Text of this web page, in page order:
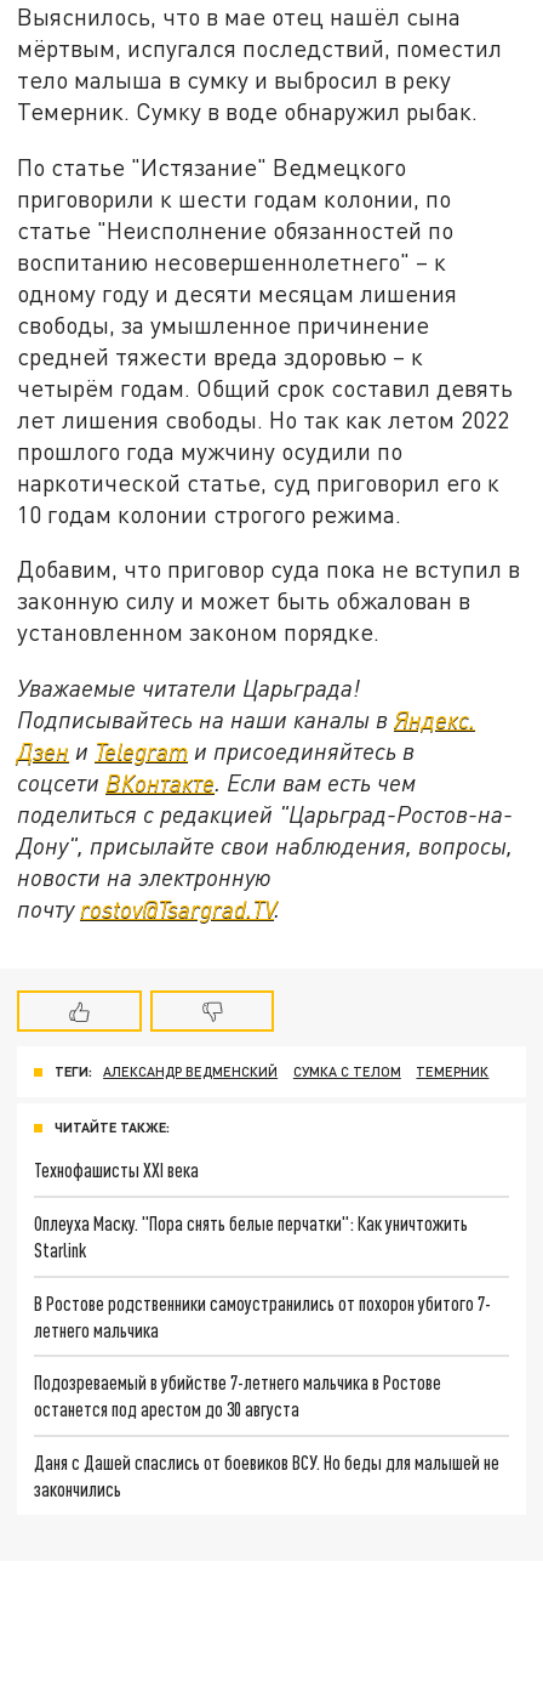
Выяснилось, что в мае отец нашёл сына
мёртвым, испугался последствий, поместил
тело малыша в сумку и выбросил в реку
Темерник. Сумку в воде обнаружил рыбак.
По статье "Истязание" Ведмецкого
приговорили к шести годам колонии, по
статье "Неисполнение обязанностей по
воспитанию несовершеннолетнего" – к
одному году и десяти месяцам лишения
свободы, за умышленное причинение
средней тяжести вреда здоровью – к
четырём годам. Общий срок составил девять
лет лишения свободы. Но так как летом 2022
прошлого года мужчину осудили по
наркотической статье, суд приговорил его к
10 годам колонии строгого режима.
Добавим, что приговор суда пока не вступил в
законную силу и может быть обжалован в
установленном законом порядке.
Уважаемые читатели Царьграда!
Подписывайтесь на наши каналы вЯндекс.
Дзен и Telegram и присоединяйтесь в
соцсети ВКонтакте. Если вам есть чем
поделиться с редакцией "Царьград-Ростов-на-
Дону", присылайте свои наблюдения, вопросы,
новости на электронную
почту rostov@Tsargrad.ТV.
ТЕГИ: АЛЕКСАНДР ВЕДМЕНСКИЙ СУМКА С ТЕЛОМ ТЕМЕРНИК
ЧИТАЙТЕ ТАКЖЕ:
Технофашисты XXI века
Оплеуха Маску. "Пора снять белые перчатки": Как уничтожить
Starlink
В Ростове родственники самоустранились от похорон убитого 7-
летнего мальчика
Подозреваемый в убийстве 7-летнего мальчика в Ростове
останется под арестом до 30 августа
Даня с Дашей спаслись от боевиков ВСУ. Но беды для малышей не
закончились